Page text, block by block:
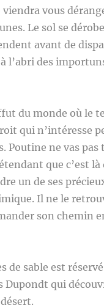
vous
Le sol se
avant de
l’abri des
du monde où le
qui n’intéresse
Poutine ne vas pas
que c’est là
un de ses
Il ne le
son chemin
de sable est
Dupondt qui